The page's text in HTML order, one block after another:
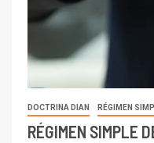
DOCTRINA DIAN RÉGIMEN
RÉGIMEN SIMPLE